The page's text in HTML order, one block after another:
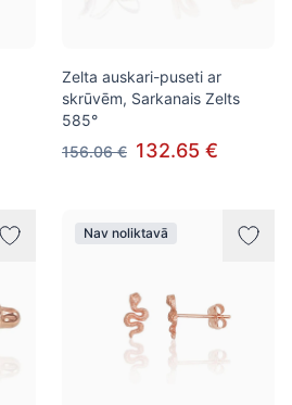
Zelta auskari-puseti ar
skrūvēm, Sarkanais Zelts
585°
156.06 € 132.65 €
Nav noliktavā